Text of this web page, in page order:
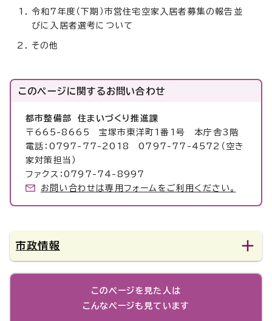
令和7年度（下期）市営住宅空家入居者募集の報告並
びに入居者選考について
その他
このページに関するお問い合わせ
都市整備部 住まいづくり推進課
〒665-8665 宝塚市東洋町1番1号 本庁舎3階
電話：0797-77-2018 0797-77-4572（空き
家対策担当）
ファクス：0797-74-8997
お問い合わせは専用フォームをご利用ください。
市政情報
このページを見た人は
こんなページも見ています